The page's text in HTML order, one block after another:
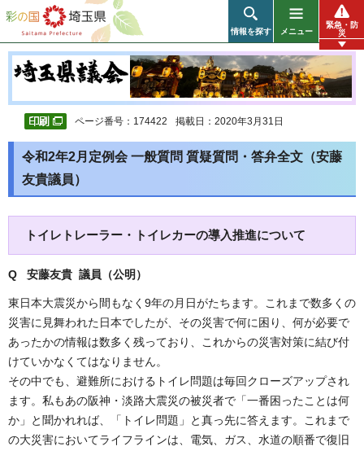
彩の国 埼玉県
情報を探す メニュー
緊急・防
災
ページ番号：174422 掲載日：2020年3月31日
令和2年2月定例会 一般質問 質疑質問・答弁全文（安藤
友貴議員）
トイレトレーラー・トイレカーの導入推進について
Q 安藤友貴 議員（公明 ）
東日本大震災から間もなく9年の月日がたちます。これまで数多くの
災害に見舞われた日本でしたが、その災害で何に困り、何が必要で
あったかの情報は数多く残っており、これからの災害対策に結び付
けていかなくてはなりません。
その中でも、避難所におけるトイレ問題は毎回クローズアップされ
ます。私もあの阪神・淡路大震災の被災者で「一番困ったことは何
か」と聞かれれば、「トイレ問題」と真っ先に答えます。これまで
の大災害においてライフラインは、電気、ガス、水道の順番で復旧